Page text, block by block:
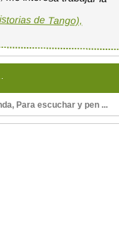
de Tango),
Para escuchar y pen ...